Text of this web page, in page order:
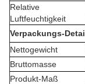
Relative
Luftfeuchtigkeit
Verpackungs-
Nettogewicht
Bruttomasse
Produkt-Maß